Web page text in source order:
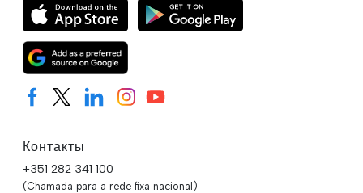
Контакты
+351 282 341 100
(Chamada para a rede fixa nacional)